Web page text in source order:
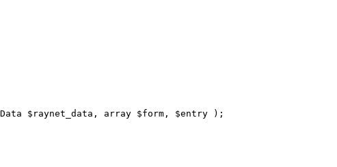
$ raynet_data , array $form , $entry );